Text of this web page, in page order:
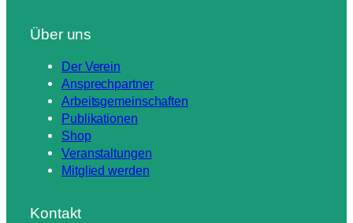
Über uns
Der Verein
Ansprechpartner
Arbeitsgemeinschaften
Publikationen
Shop
Veranstaltungen
Mitglied werden
Kontakt